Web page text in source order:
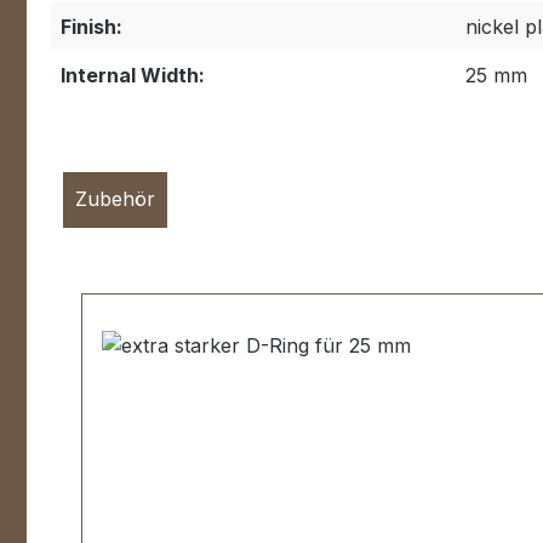
Finish:
nickel
Internal Width:
25 mm
Zubehör